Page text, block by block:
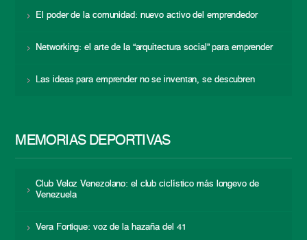
El poder de la comunidad: nuevo activo del emprendedor
Networking: el arte de la “arquitectura social” para emprender
Las ideas para emprender no se inventan, se descubren
MEMORIAS DEPORTIVAS
Club Veloz Venezolano: el club ciclístico más longevo de
Venezuela
Vera Fortique: voz de la hazaña del 41